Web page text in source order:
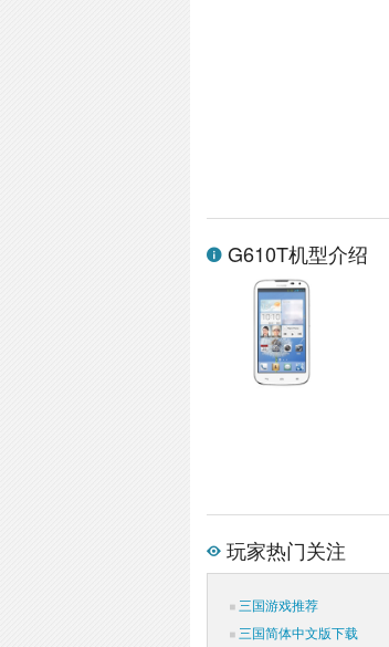
G610T机型介绍
玩家热门关注
三国游戏推荐
三国简体中文版下载